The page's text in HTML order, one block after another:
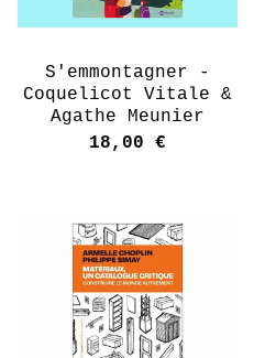
S'emmontagner -
Coquelicot Vitale &
Agathe Meunier
18,00 €